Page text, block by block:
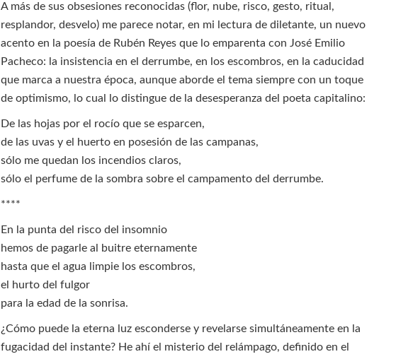
A más de sus obsesiones reconocidas (flor, nube, risco, gesto, ritual,
resplandor, desvelo) me parece notar, en mi lectura de diletante, un nuevo
acento en la poesía de Rubén Reyes que lo emparenta con José Emilio
Pacheco: la insistencia en el derrumbe, en los escombros, en la caducidad
que marca a nuestra época, aunque aborde el tema siempre con un toque
de optimismo, lo cual lo distingue de la desesperanza del poeta capitalino:
De las hojas por el rocío que se esparcen,
de las uvas y el huerto en posesión de las campanas,
sólo me quedan los incendios claros,
sólo el perfume de la sombra sobre el campamento del derrumbe.
****
En la punta del risco del insomnio
hemos de pagarle al buitre eternamente
hasta que el agua limpie los escombros,
el hurto del fulgor
para la edad de la sonrisa.
¿Cómo puede la eterna luz esconderse y revelarse simultáneamente en la
fugacidad del instante? He ahí el misterio del relámpago, definido en el